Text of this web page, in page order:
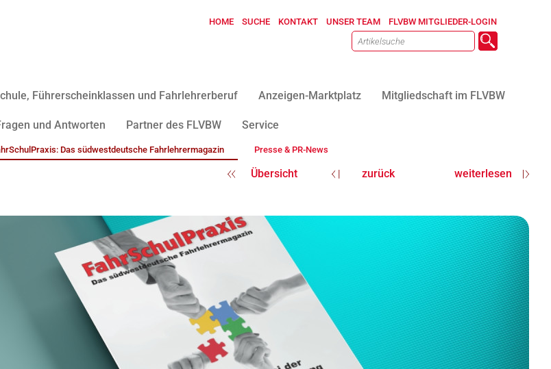
HOME SUCHE KONTAKT UNSER TEAM FLVBW MITGLIEDER-LOGIN
Führerscheinklassen und Fahrlehrerberuf Anzeigen-Marktplatz Mitgliedschaft im FLVBW
und Antworten Partner des FLVBW Service
Das südwestdeutsche Fahrlehrermagazin Presse & PR-News
Übersicht zurück weiterlesen